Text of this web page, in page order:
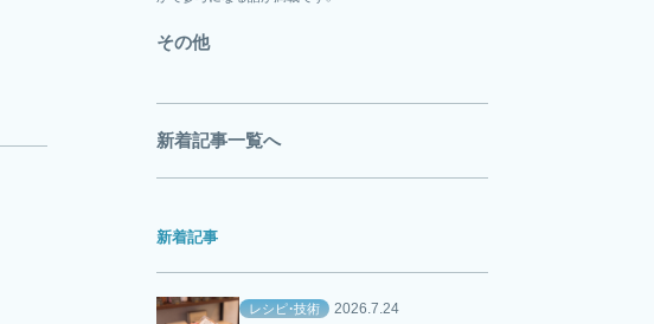
その他
新着記事一覧へ
新着記事
レシピ・技術 2026.7.24